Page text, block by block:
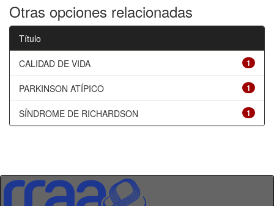
Otras opciones relacionadas
Título
1
CALIDAD DE VIDA
1
PARKINSON ATÍPICO
1
SÍNDROME DE RICHARDSON